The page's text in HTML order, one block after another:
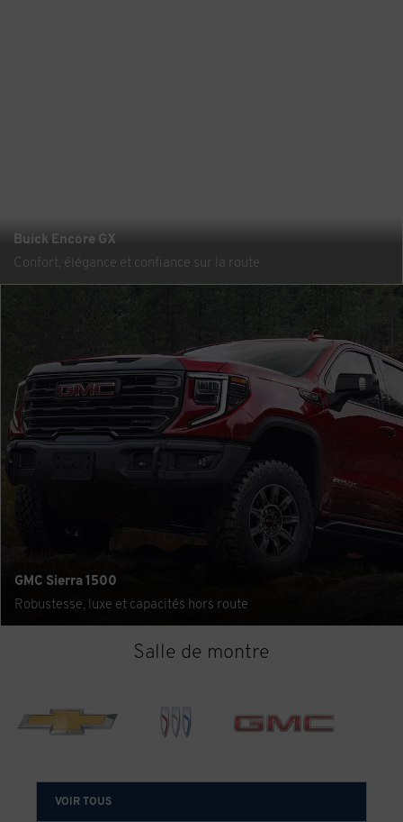
Buick Encore GX
Confort, élégance et confiance sur la route
GMC Sierra 1500
Robustesse, luxe et capacités hors route
Salle de montre
CHEVROLET BUICK GMC
VOIR TOUS